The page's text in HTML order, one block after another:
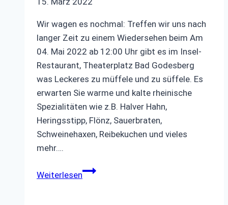
Wir wagen es nochmal: Treffen wir uns nach
langer Zeit zu einem Wiedersehen beim Am
04. Mai 2022 ab 12:00 Uhr gibt es im Insel-
Restaurant, Theaterplatz Bad Godesberg
was Leckeres zu müffele und zu süffele. Es
erwarten Sie warme und kalte rheinische
Spezialitäten wie z.B. Halver Hahn,
Heringsstipp, Flönz, Sauerbraten,
Schweinehaxen, Reibekuchen und vieles
mehr….
WeiterlesenEinladung